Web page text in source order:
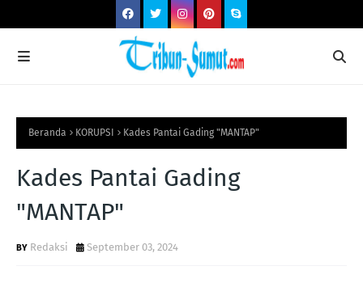
Beranda KORUPSI Kades Pantai Gading "MANTAP"
Kades Pantai Gading
"MANTAP"
Redaksi September 03, 2024